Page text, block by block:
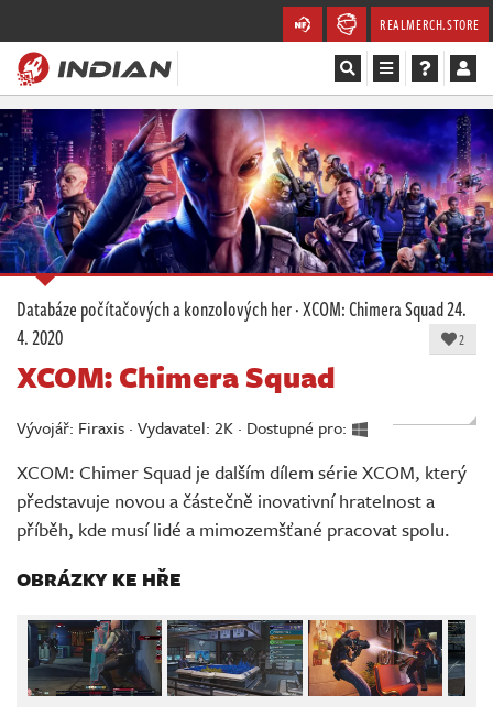
REALMERCH.STORE
Magazín
Recenze
Videa
Soutěže
Databáze
Komunita
Redakce
Živě
Databáze počítačových a konzolových her·XCOM: Chimera Squad24.
4. 2020
2
XCOM: Chimera Squad
Vývojář: Firaxis · Vydavatel: 2K · Dostupné pro:
XCOM: Chimer Squad je dalším dílem série XCOM, který
představuje novou a částečně inovativní hratelnost a
příběh, kde musí lidé a mimozemšťané pracovat spolu.
OBRÁZKY KE HŘE